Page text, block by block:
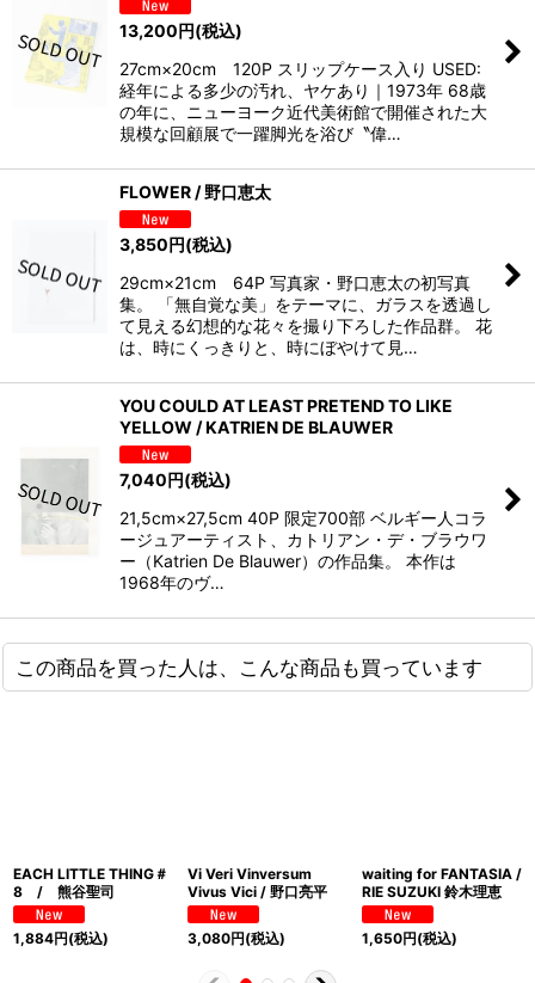
13,200 円(税込)
27cm×20cm 120P スリップケース入り USED:
経年による多少の汚れ、ヤケあり｜1973年 68歳
の年に、ニューヨーク近代美術館で開催された大
規模な回顧展で一躍脚光を浴び〝偉…
FLOWER / 野口恵太
3,850円(税込)
29cm×21cm 64P 写真家・野口恵太の初写真
集。 「無自覚な美」をテーマに、ガラスを透過し
て見える幻想的な花々を撮り下ろした作品群。 花
は、時にくっきりと、時にぼやけて見…
YOU COULD AT LEAST PRETEND TO LIKE
YELLOW / KATRIEN DE BLAUWER
7,040円(税込)
21,5cm×27,5cm 40P 限定700部 ベルギー人コラ
ージュアーティスト、カトリアン・デ・ブラウワ
ー（Katrien De Blauwer）の作品集。 本作は
1968年のヴ…
この商品を買った人は、こんな商品も買っています
EACH LITTLE THING＃
8 / 熊谷聖司
1,884円(税込)
Vi Veri Vinversum
Vivus Vici / 野口亮平
3,080円(税込)
waiting for FANTASIA /
RIE SUZUKI 鈴木理恵
1,650円(税込)